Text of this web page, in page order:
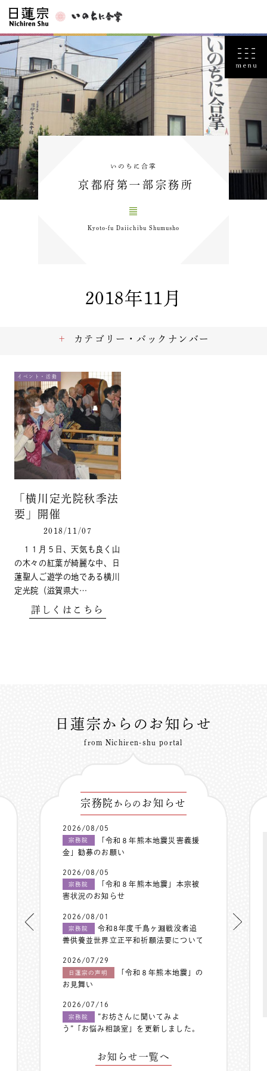
いのちに合掌
京都府第一部宗務所
Kyoto-fu Daiichibu Shumusho
2018年11月
イベント・活動
「横川定光院秋季法
要」開催
2018/11/07
１１月５日、天気も良く山
の木々の紅葉が綺麗な中、日
蓮聖人ご遊学の地である横川
定光院（滋賀県大…
詳しくはこちら
カテゴリー・バックナンバー
日蓮宗からのお知らせ
from Nichiren-shu portal
宗務院 からの お知らせ
2026/08/05
宗務院
「令和８年熊本地震災害義援
金」勧募のお願い
2026/08/05
宗務院
「令和８年熊本地震」本宗被
害状況のお知らせ
2026/08/01
宗務院
令和8年度千鳥ヶ淵戦没者追
善供養並世界立正平和祈願法要について
2026/07/29
日蓮宗の声明
「令和８年熊本地震」の
お見舞い
2026/07/16
宗務院
”お坊さんに聞いてみよ
う”「お悩み相談室」を更新しました。
お知らせ一覧へ